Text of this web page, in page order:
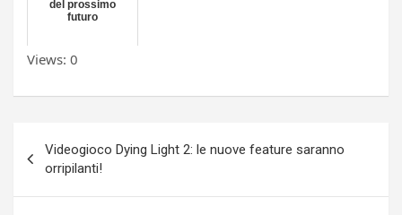
del prossimo
futuro
Views: 0
articoli
Videogioco Dying Light 2: le nuove feature saranno
orripilanti!